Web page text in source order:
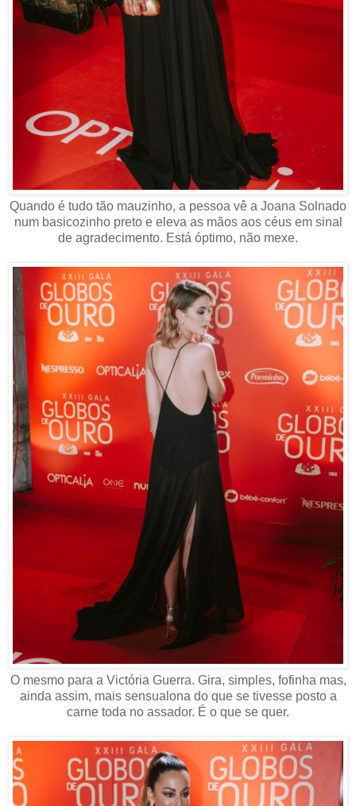
Quando é tudo tão mauzinho, a pessoa vê a Joana Solnado
num basicozinho preto e eleva as mãos aos céus em sinal
de agradecimento. Está óptimo, não mexe.
O mesmo para a Victória Guerra. Gira, simples, fofinha mas,
ainda assim, mais sensualona do que se tivesse posto a
carne toda no assador. É o que se quer.